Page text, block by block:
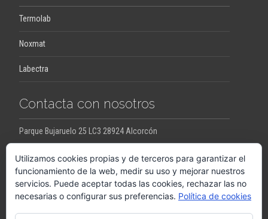
Termolab
Noxmat
Labectra
Contacta con nosotros
Parque Bujaruelo 25 LC3 28924 Alcorcón
jesus.ortega@pro-con.es raquel.ortega@pro-con.es
Llámanos
+34648290063
Utilizamos cookies propias y de terceros para garantizar el
funcionamiento de la web, medir su uso y mejorar nuestros
servicios. Puede aceptar todas las cookies, rechazar las no
necesarias o configurar sus preferencias. Política de cookies